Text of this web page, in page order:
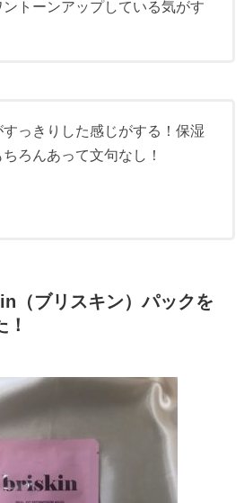
ントーンアップしている気がす
すっきりした感じがする！保湿
ろんあって文句なし！
（ブリスキン）パックを